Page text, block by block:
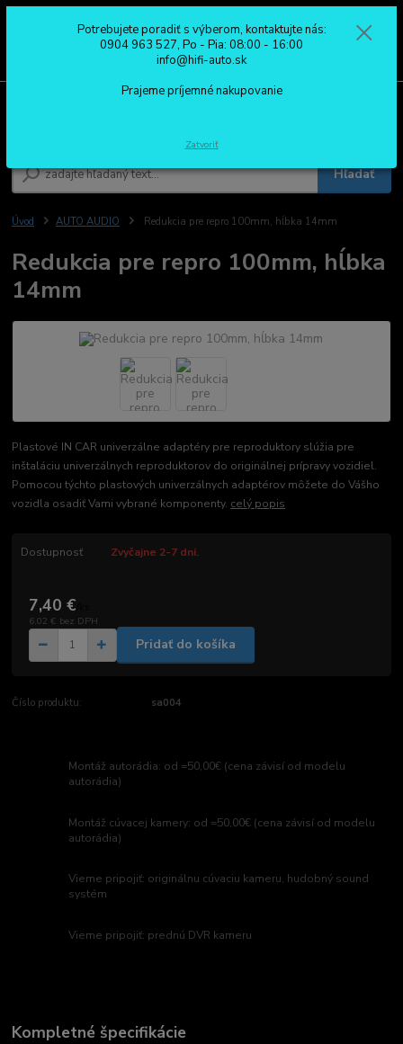
Hľadať
0904 963 527
Po - Pia: 08:00 - 16:00
Úvod AUTO AUDIO Redukcia pre repro 100mm, hĺbka 14mm
Redukcia pre repro 100mm, hĺbka
14mm
Plastové IN CAR univerzálne adaptéry pre reproduktory slúžia pre
inštaláciu univerzálnych reproduktorov do originálnej prípravy vozidiel.
Pomocou týchto plastových univerzálnych adaptérov môžete do Vášho
vozidla osadiť Vami vybrané komponenty. celý popis
Dostupnosť Zvyčajne 2-7 dni.
7,40 €
6,02 € bez DPH
Pridať do košíka
Číslo produktu: sa004
Montáž autorádia: od =50,00€ (cena závisí od modelu
autorádia)
Montáž cúvacej kamery: od =50,00€ (cena závisí od modelu
autorádia)
Vieme pripojiť: originálnu cúvaciu kameru, hudobný sound
systém
Vieme pripojiť: prednú DVR kameru
Kompletné špecifikácie
Potrebujete poradiť s výberom, kontaktujte nás:
0904 963 527, Po - Pia: 08:00 - 16:00
info@hifi-auto.sk
Prajeme príjemné nakupovanie
Zatvoriť